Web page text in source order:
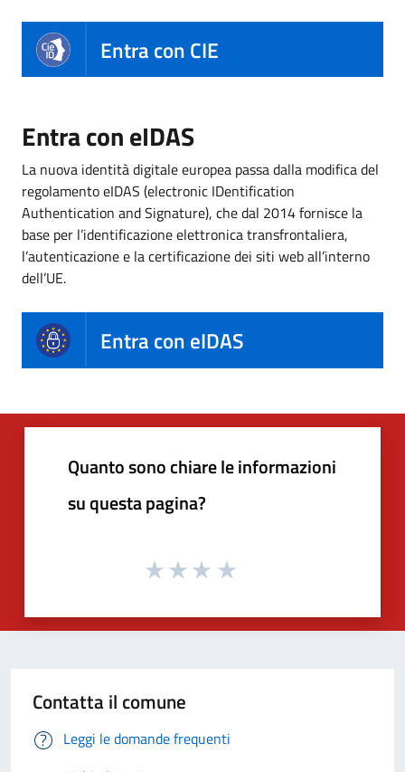
Entra con CIE
Entra con eIDAS
La nuova identità digitale europea passa dalla modifica del
regolamento eIDAS (electronic IDentification
Authentication and Signature), che dal 2014 fornisce la
base per l’identificazione elettronica transfrontaliera,
l’autenticazione e la certificazione dei siti web all’interno
dell’UE.
Entra con eIDAS
Quanto sono chiare le informazioni
su questa pagina?
Contatta il comune
Leggi le domande frequenti